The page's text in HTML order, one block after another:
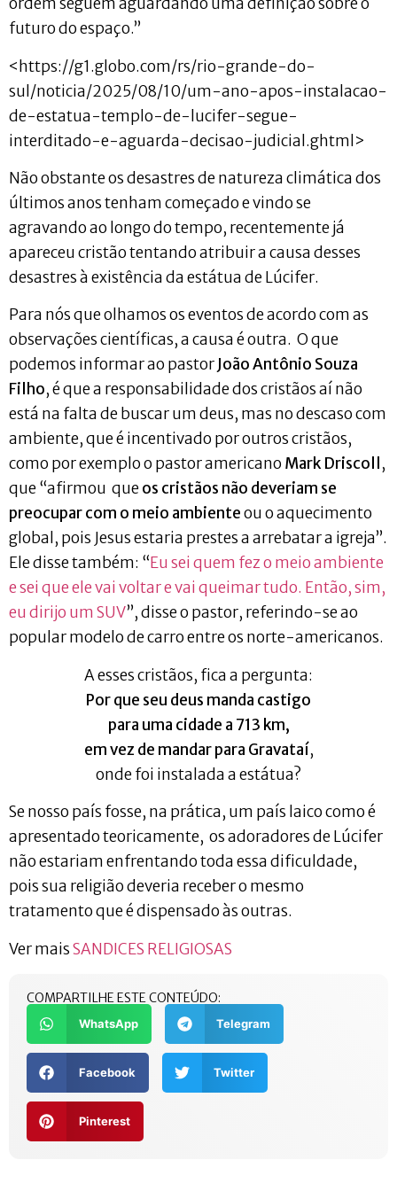
futuro do espaço.”
<https://g1.globo.com/rs/rio-grande-do-
sul/noticia/2025/08/10/um-ano-apos-instalacao-
de-estatua-templo-de-lucifer-segue-
interditado-e-aguarda-decisao-judicial.ghtml>
Não obstante os desastres de natureza climática dos
últimos anos tenham começado e vindo se
agravando ao longo do tempo, recentemente já
apareceu cristão tentando atribuir a causa desses
desastres à existência da estátua de Lúcifer.
Para nós que olhamos os eventos de acordo com as
observações científicas, a causa é outra. O que
podemos informar ao pastorJoão Antônio Souza
Filho, é que a responsabilidade dos cristãos aí não
está na falta de buscar um deus, mas no descaso com
ambiente, que é incentivado por outros cristãos,
como por exemplo o pastor americano Mark Driscoll ,
que “afirmou queos cristãos não deveriam se
preocupar com o meio ambienteou o aquecimento
global, pois Jesus estaria prestes a arrebatar a igreja”.
Ele disse também: “Eu sei quem fez o meio ambiente
e sei que ele vai voltar e vai queimar tudo. Então, sim,
eu dirijo um SUV”, disse o pastor, referindo-se ao
popular modelo de carro entre os norte-americanos.
A esses cristãos, fica a pergunta:
Por que seu deus manda castigo
para uma cidade a 713 km,
em vez de mandar para Gravataí,
onde foi instalada a estátua?
Se nosso país fosse, na prática, um país laico como é
apresentado teoricamente, os adoradores de Lúcifer
não estariam enfrentando toda essa dificuldade,
pois sua religião deveria receber o mesmo
tratamento que é dispensado às outras.
Ver maisSANDICES RELIGIOSAS
COMPARTILHE ESTE CONTEÚDO:
WhatsApp Telegram
Facebook Twitter
Pinterest